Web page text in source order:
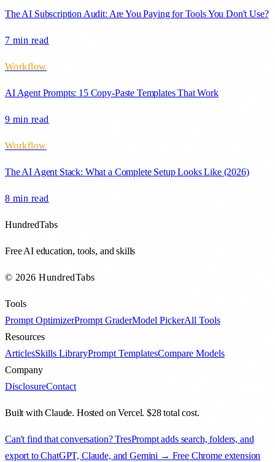
The AI Subscription Audit: Are You Paying for Tools You Don't Use?
7 min read
Workflow
AI Agent Prompts: 15 Copy-Paste Templates That Work
9 min read
Workflow
The AI Agent Stack: What a Complete Setup Looks Like (2026)
8 min read
HundredTabs
Free AI education, tools, and skills
© 2026 HundredTabs
Tools
Prompt OptimizerPrompt GraderModel PickerAll Tools
Resources
ArticlesSkills LibraryPrompt TemplatesCompare Models
Company
DisclosureContact
Built with Claude. Hosted on Vercel. $28 total cost.
Can't find that conversation? TresPrompt adds search, folders, and
export to ChatGPT, Claude, and Gemini → Free Chrome extension